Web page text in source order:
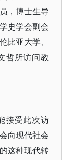
，博士生导
史学会副会
比亚大学、
哲所访问教
接受此次访
向现代社会
这种现代转